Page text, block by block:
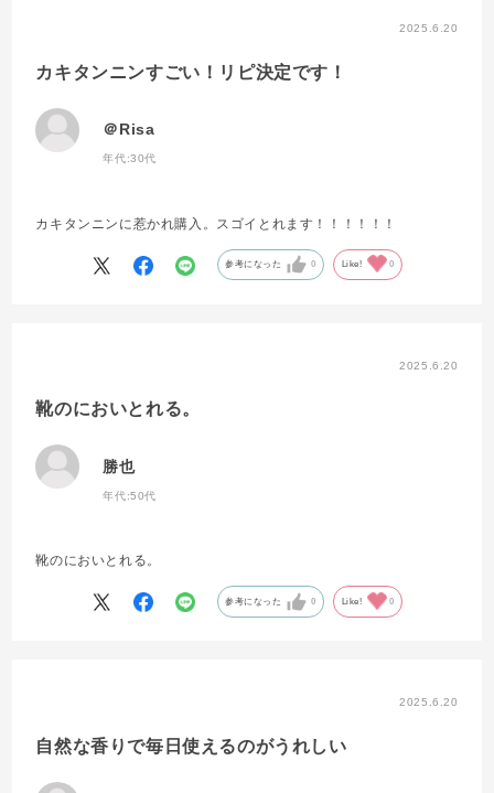
2025.6.20
カキタンニンすごい！リピ決定です！
＠Risa
年代:30代
カキタンニンに惹かれ購入。スゴイとれます！！！！！！
参考になった 0 Like! 0
2025.6.20
靴のにおいとれる。
勝也
年代:50代
靴のにおいとれる。
参考になった 0 Like! 0
2025.6.20
自然な香りで毎日使えるのがうれしい